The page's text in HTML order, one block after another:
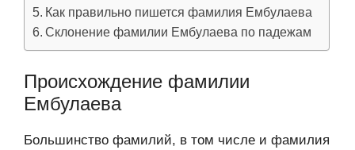
Как правильно пишется фамилия Ембулаева
Склонение фамилии Ембулаева по падежам
Происхождение фамилии
Ембулаева
Большинство фамилий, в том числе и фамилия